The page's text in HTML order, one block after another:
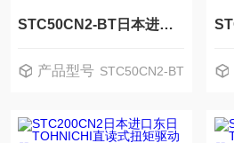
STC50CN2-BT日本进口东日TOHNICHI直读式扭矩驱动器
产品型号 STC50CN2-BT